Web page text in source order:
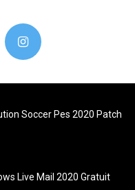
Soccer Pes 2020 Patch
Live Mail 2020 Gratuit